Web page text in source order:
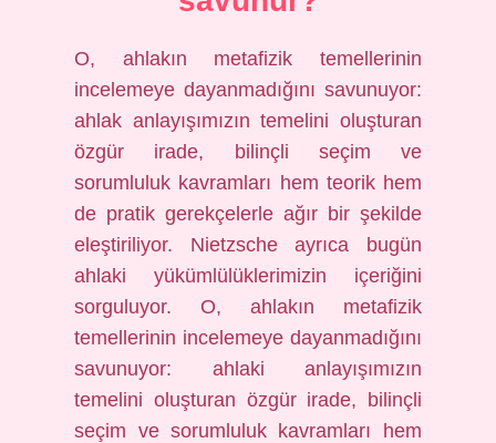
O, ahlakın metafizik temellerinin
incelemeye dayanmadığını savunuyor:
ahlak anlayışımızın temelini oluşturan
özgür irade, bilinçli seçim ve
sorumluluk kavramları hem teorik hem
de pratik gerekçelerle ağır bir şekilde
eleştiriliyor. Nietzsche ayrıca bugün
ahlaki yükümlülüklerimizin içeriğini
sorguluyor. O, ahlakın metafizik
temellerinin incelemeye dayanmadığını
savunuyor: ahlaki anlayışımızın
temelini oluşturan özgür irade, bilinçli
seçim ve sorumluluk kavramları hem